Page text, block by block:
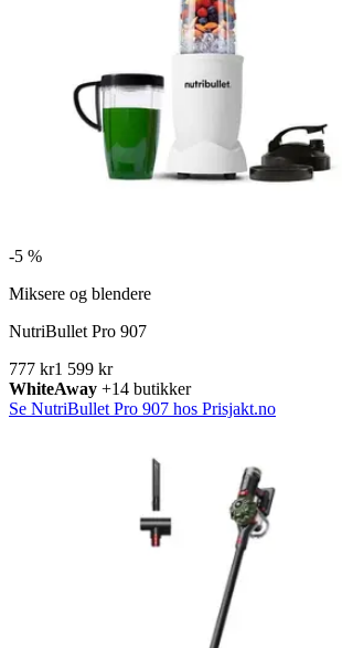
-5 %
Miksere og blendere
NutriBullet Pro 907
777 kr1 599 kr
WhiteAway +14 butikker
Se NutriBullet Pro 907 hos Prisjakt.no